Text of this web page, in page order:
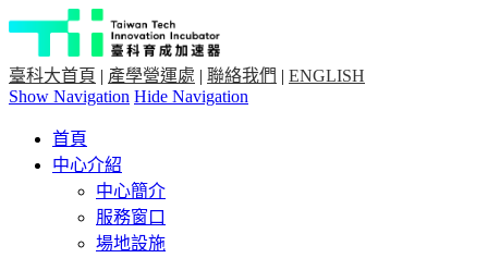
臺科大首頁 | 產學營運處 | 聯絡我們 | ENGLISH
Show Navigation Hide Navigation
首頁
中心介紹
中心簡介
服務窗口
場地設施